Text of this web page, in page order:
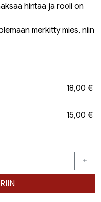
hintaa ja rooli on
merkitty mies, niin
18,00 €
15,00 €